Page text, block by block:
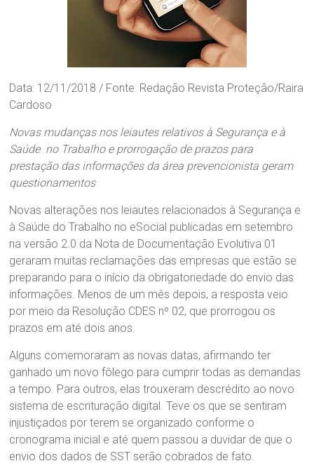
Data: 12/11/2018 / Fonte: Redação Revista Proteção/Raira
Cardoso
Novas mudanças nos leiautes relativos à Segurança e à
Saúde no Trabalho e prorrogação de prazos para
prestação das informações da área prevencionista geram
questionamentos
Novas alterações nos leiautes relacionados à Segurança e
à Saúde do Trabalho no eSocial publicadas em setembro
na versão 2.0 da Nota de Documentação Evolutiva 01
geraram muitas reclamações das empresas que estão se
preparando para o início da obrigatoriedade do envio das
informações. Menos de um mês depois, a resposta veio
por meio da Resolução CDES nº 02, que prorrogou os
prazos em até dois anos.
Alguns comemoraram as novas datas, afirmando ter
ganhado um novo fôlego para cumprir todas as demandas
a tempo. Para outros, elas trouxeram descrédito ao novo
sistema de escrituração digital. Teve os que se sentiram
injustiçados por terem se organizado conforme o
cronograma inicial e até quem passou a duvidar de que o
envio dos dados de SST serão cobrados de fato.